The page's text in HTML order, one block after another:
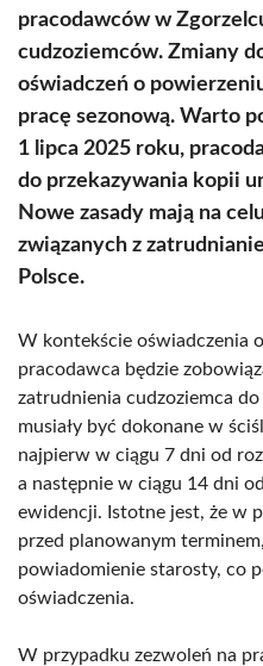
pracodawców w
cudzoziemców. Zmiany
oświadczeń o
pracę sezonową. Warto
1 lipca 2025 roku,
do przekazywania kopii
Nowe zasady mają na
związanych z
Polsce.
W kontekście oświadczenia
pracodawca będzie
zatrudnienia cudzoziemca do
musiały być dokonane w
najpierw w ciągu 7 dni od
a następnie w ciągu 14 dni
ewidencji. Istotne jest, że w
przed planowanym
powiadomienie starosty, co
oświadczenia.
W przypadku zezwoleń na